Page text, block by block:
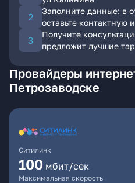
Заполните данные: в
оставьте контактную
Получите
предложит лучшие
Провайдеры
Петрозаводске
Ситилинк
100 мбит/сек
Максимальная скорость